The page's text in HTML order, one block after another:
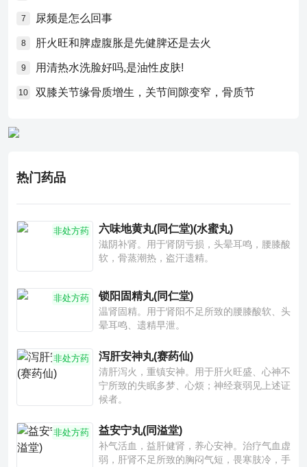
7 尿频是怎么回事
8 肝火旺和脾虚腹胀是先健脾还是去火
9 用清热水洗脸好吗,是油性皮肤!
10 双膝关节缘骨质增生，关节间隙变窄，骨质节
热门药品
非处方药 六味地黄丸(同仁堂)(水蜜丸)
滋阴补肾。用于肾阴亏损，头晕耳鸣，腰膝酸
软，骨蒸潮热，盗汗遗精。
非处方药 锁阳固精丸(同仁堂)
温肾固精。用于肾阳不足所致的腰膝酸软、头
晕耳鸣、遗精早泄。
非处方药 泻肝安神丸(赛药仙)
清肝泻火，重镇安神。用于肝火旺盛、心神不
宁所致的失眠多梦、心烦；神经衰弱见上述证
候者。
非处方药 益安宁丸(同溢堂)
补气活血，益肝健肾，养心安神。治疗气血虚
弱，肝肾不足所致的胸闷气短，畏寒肢冷，手